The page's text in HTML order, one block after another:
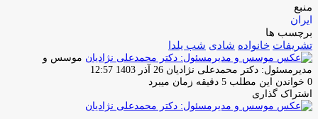
منبع
ایران
برچسب ها
تشریفات خانواده شادی شب یلدا
موسس و
مدیرمسئول: دکتر محمدعلی نژادیان ارسال
ایمیل
26 آذر 1403 12:57
0 خواندن این مطلب 5 دقیقه زمان میبرد
اشتراک گذاری
فیس
توئیتر
لینکدین
واتس
تلگرام
اشتراک
چاپ